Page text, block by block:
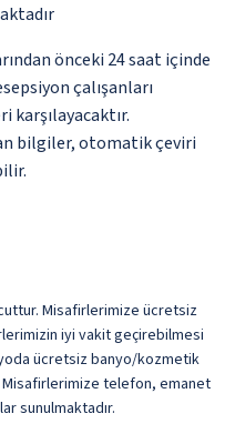
önceki 24 saat içinde
çalışanları
karşılayacaktır.
bilgiler, otomatik çeviri
Misafirlerimize ücretsiz
iyi vakit geçirebilmesi
ücretsiz banyo/kozmetik
Misafirlerimize telefon, emanet
sunulmaktadır.